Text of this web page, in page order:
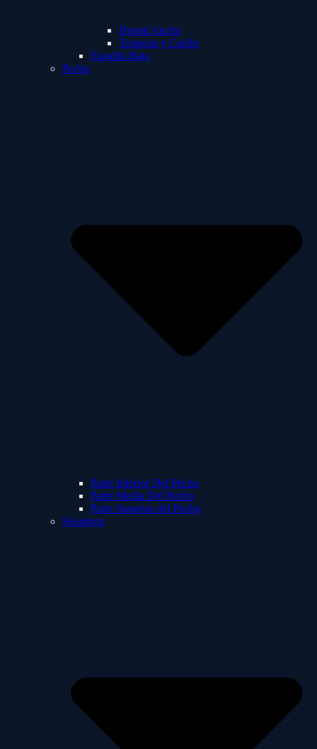
Dorsal Ancho
Trapecio y Cuello
Espalda Baja
Pecho
Parte Inferior Del Pecho
Parte Media Del Pecho
Parte Superior del Pecho
Hombros